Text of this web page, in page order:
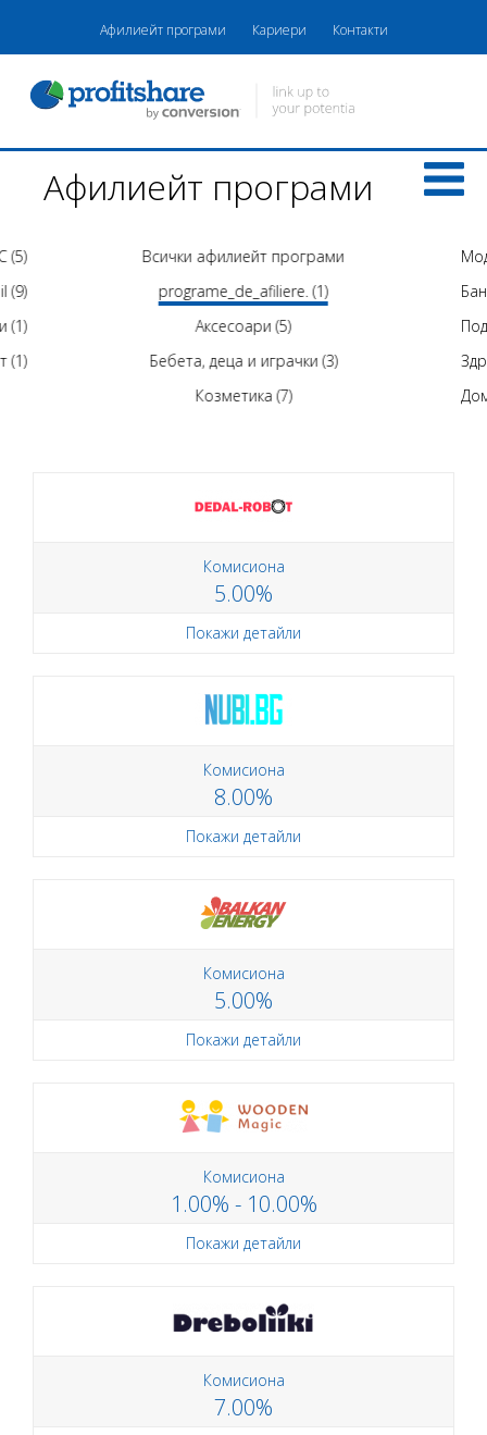
Афилиейт програми Кариери Контакти
Афилиейт програми
(5)
(9)
(1)
(1)
Всички афилиейт програми
programe_de_afiliere. (1)
Аксесоари (5)
Бебета, деца и играчки (3)
Козметика (7)
Комисиона
5.00%
Покажи детайли
Комисиона
8.00%
Покажи детайли
Комисиона
5.00%
Покажи детайли
Комисиона
1.00% - 10.00%
Покажи детайли
Комисиона
7.00%